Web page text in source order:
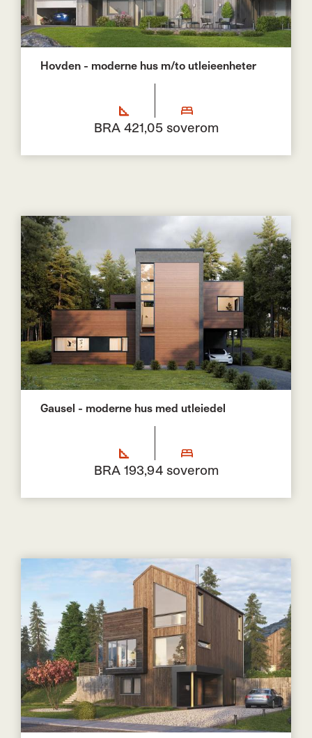
Hovden - moderne hus m/to utleieenheter
BRA 421,05 soverom
Gausel - moderne hus med utleiedel
BRA 193,94 soverom